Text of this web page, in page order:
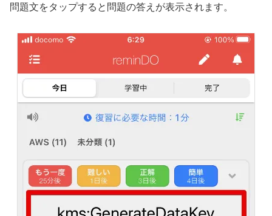
問題文をタップすると問題の答えが表示されます。